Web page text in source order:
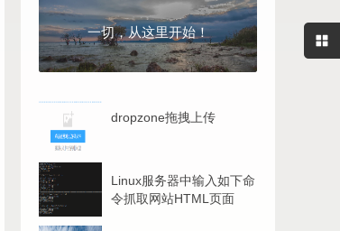
一切，从这里开始！
dropzone拖拽上传
Linux服务器中输入如下命
令抓取网站HTML页面